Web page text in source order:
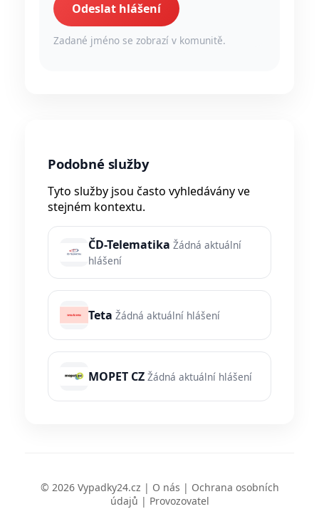
Odeslat hlášení
Zadané jméno se zobrazí v komunitě.
Podobné služby
Tyto služby jsou často vyhledávány ve
stejném kontextu.
ČD-Telematika Žádná aktuální
hlášení
Teta Žádná aktuální hlášení
MOPET CZ Žádná aktuální hlášení
© 2026 Vypadky24.cz | O nás | Ochrana osobních
údajů | Provozovatel